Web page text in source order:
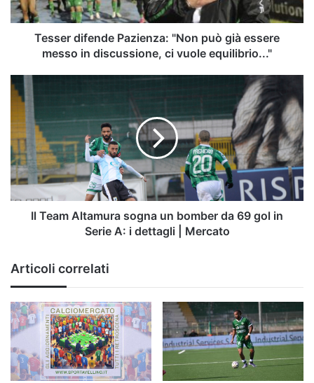
messo
in
discussione,
equilibrio..."
Tesser difende Pazienza: "Non può già essere
messo in discussione, ci vuole equilibrio..."
Il
Team
Altamura
sogna
un
bomber
da
69
gol
dettagli
|
Mercato
Il Team Altamura sogna un bomber da 69 gol in
Serie A: i dettagli | Mercato
Articoli correlati